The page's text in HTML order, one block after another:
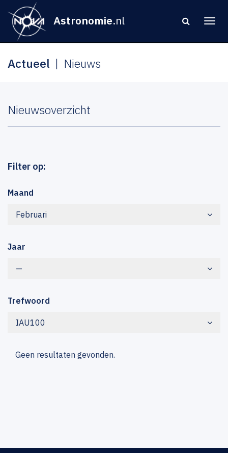
Astronomie.nl
Actueel Nieuws
Nieuwsoverzicht
Filter op:
Maand
Februari
Jaar
—
Trefwoord
IAU100
Geen resultaten gevonden.